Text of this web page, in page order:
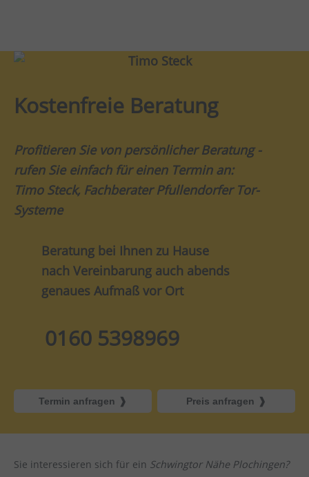
Kostenfreie Beratung
Profitieren Sie von persönlicher Beratung -
rufen Sie einfach für einen Termin an:
Timo Steck, Fachberater Pfullendorfer Tor-
Systeme
Beratung bei Ihnen zu Hause
nach Vereinbarung auch abends
genaues Aufmaß vor Ort
0160 5398969
Termin anfragen Preis anfragen
Sie interessieren sich für ein Schwingtor Nähe Plochingen?